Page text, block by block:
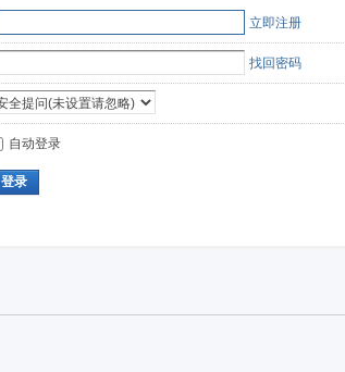
立即注册
找回密码
自动登录
登录